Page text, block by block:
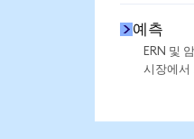
예측
ERN 및
시장에서